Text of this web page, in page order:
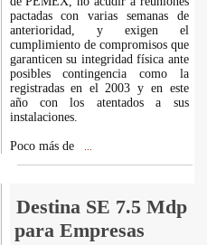
pactadas con varias semanas de
anterioridad, y exigen el
cumplimiento de compromisos que
garanticen su integridad física ante
posibles contingencia como la
registradas en el 2003 y en este
año con los atentados a sus
instalaciones.
Poco más de
Destina SE 7.5 Mdp
para Empresas